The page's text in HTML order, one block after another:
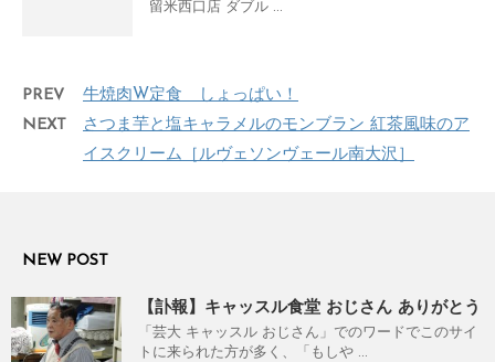
留米西口店 ダブル ...
PREV
牛焼肉W定食 しょっぱい！
NEXT
さつま芋と塩キャラメルのモンブラン 紅茶風味のア
イスクリーム［ルヴェソンヴェール南大沢］
NEW POST
【訃報】キャッスル食堂 おじさん ありがとう
「芸大 キャッスル おじさん」でのワードでこのサイ
トに来られた方が多く、「もしや ...